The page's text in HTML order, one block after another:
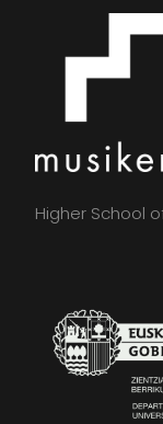
Higher School